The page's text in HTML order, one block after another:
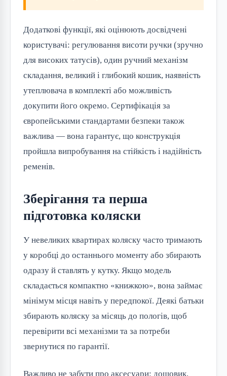
Додаткові функції, які оцінюють досвідчені
користувачі: регулювання висоти ручки (зручно
для високих татусів), один ручний механізм
складання, великий і глибокий кошик, наявність
утеплювача в комплекті або можливість
докупити його окремо. Сертифікація за
європейськими стандартами безпеки також
важлива — вона гарантує, що конструкція
пройшла випробування на стійкість і надійність
ременів.
Зберігання та перша
підготовка коляски
У невеликих квартирах коляску часто тримають
у коробці до останнього моменту або збирають
одразу й ставлять у кутку. Якщо модель
складається компактно «книжкою», вона займає
мінімум місця навіть у передпокої. Деякі батьки
збирають коляску за місяць до пологів, щоб
перевірити всі механізми та за потреби
звернутися по гарантії.
Важливо не забути про аксесуари: дощовик,